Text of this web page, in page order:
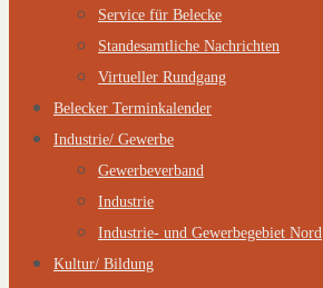
Service für Belecke
Standesamtliche Nachrichten
Virtueller Rundgang
Belecker Terminkalender
Industrie/ Gewerbe
Gewerbeverband
Industrie
Industrie- und Gewerbegebiet Nord
Kultur/ Bildung